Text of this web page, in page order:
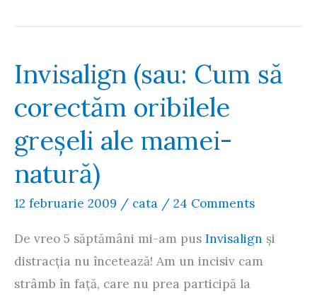
Invisalign (sau: Cum să
corectăm oribilele
greşeli ale mamei-
natură)
12 februarie 2009 / cata / 24 Comments
De vreo 5 săptămâni mi-am pus Invisalign şi
distracţia nu încetează! Am un incisiv cam
strâmb în faţă, care nu prea participă la